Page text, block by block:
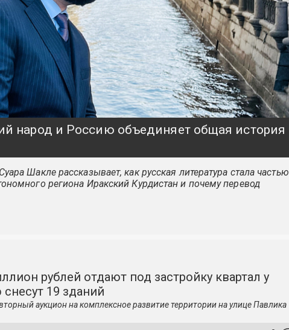
народ и Россию объединяет общая история
Шакле рассказывает, как русская литература стала частью
региона Иракский Курдистан и почему перевод
рублей отдают под застройку квартал у
19 зданий
аукцион на комплексное развитие территории на улице Павлика